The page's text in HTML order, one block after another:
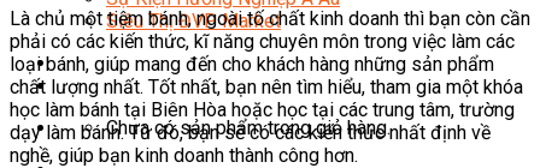
Siêu Thị ĐVP Market
Chưa có sản phẩm trong giỏ hàng.
Là chủ một tiệm bánh, ngoài tố chất kinh doanh thì bạn còn cần
phải có các kiến thức, kĩ năng chuyên môn trong việc làm các
loại bánh, giúp mang đến cho khách hàng những sản phẩm
chất lượng nhất. Tốt nhất, bạn nên tìm hiểu, tham gia một khóa
học làm bánh tại Biên Hòa hoặc học tại các trung tâm, trường
dạy làm bánh. Từ đó, bạn sẽ có các kiến thức nhất định về
nghề, giúp bạn kinh doanh thành công hơn.